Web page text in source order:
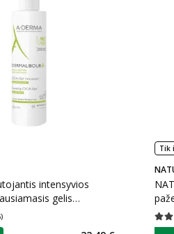
intensyvios
gelis
+ CICA, 200 ml
) 4.60
Tik